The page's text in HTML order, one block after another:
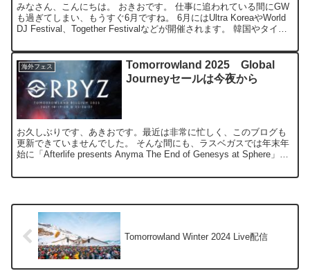
みなさん、こんにちは。 おきおです。 仕事に追われている間にGW
も過ぎてしまい、もうすぐ6月ですね。 6月にはUltra KoreaやWorld
DJ Festival、Together Festivalなどが開催されます。 韓国やタイと
海外フェス
Tomorrowland 2025 Global
Journeyセールは今夜から
お久しぶりです、あきおです。最近は非常に忙しく、このブログも
更新できていませんでした。 そんな間にも、ラスベガスでは年末年
始に「Afterlife presents Anyma The End of Genesys at Sphere」が
Tomorrowland Winter 2024 Live配信